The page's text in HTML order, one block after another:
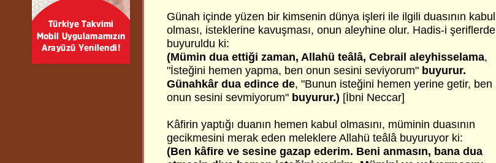
Günah içinde yüzen bir kimsenin dünya işleri ile ilgili duasının kabul
olması, isteklerine kavuşması, onun aleyhine olur. Hadis-i şeriflerde
buyuruldu ki:
(Mümin dua ettiği zaman, Allahü teâlâ, Cebrail aleyhisselama,
"İsteğini hemen yapma, ben onun sesini seviyorum" buyurur.
Günahkâr dua edince de, "Bunun isteğini hemen yerine getir, ben
onun sesini sevmiyorum" buyurur.) [İbni Neccar]
Kâfirin yaptığı duanın hemen kabul olmasını, müminin duasının
gecikmesini merak eden meleklere Allahü teâlâ buyuruyor ki:
(Ben kâfire ve sesine gazap ederim. Beni anmasın, bana dua